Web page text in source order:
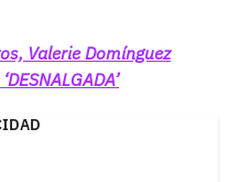
Valerie Domínguez